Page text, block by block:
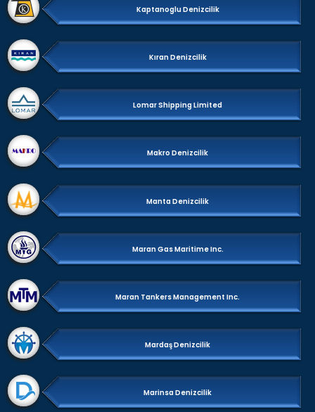
Kaptanoglu Denizcilik
Kıran Denizcilik
Lomar Shipping Limited
Makro Denizcilik
Manta Denizcilik
Maran Gas Maritime Inc.
Maran Tankers Management Inc.
Mardaş Denizcilik
Marinsa Denizcilik